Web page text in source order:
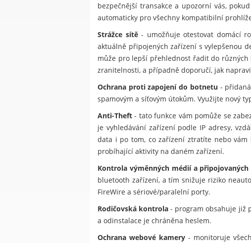
bezpečnější transakce a upozorní vás,
automaticky pro všechny kompatibilní
Strážce sítě- umožňuje otestovat domácí
aktuálně připojených zařízení s vylepšenou
může pro lepší přehlednost řadit do
zranitelnosti, a případně doporučí, jak
Ochrana proti zapojení do botnetu -
spamovým a síťovým útokům. Využijte nový
Anti-Theft - tato funkce vám pomůže se
je vyhledávání zařízení podle IP adresy,
data i po tom, co zařízení ztratíte nebo vám
probíhající aktivity na daném zařízení.
Kontrola výměnných médií a připojovaných
bluetooth zařízení, a tím snižuje riziko
FireWire a sériové/paralelní porty.
Rodičovská kontrola - program obsahuje již
a odinstalace je chráněna heslem.
Ochrana webové kamery- monitoruje